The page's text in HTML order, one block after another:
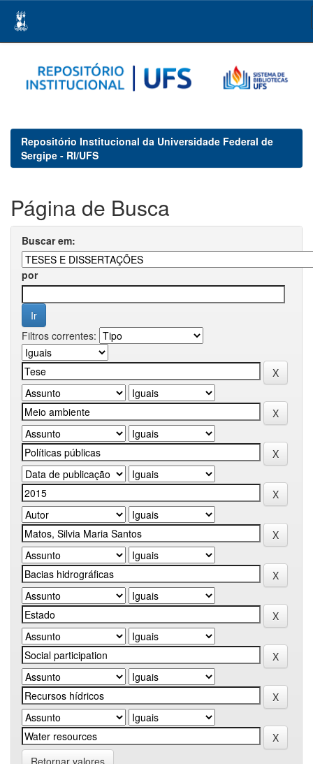
navigation
Repositório Institucional da Universidade Federal de
Sergipe - RI/UFS
Página de Busca
Buscar em:
por
Filtros correntes:
Retornar valores